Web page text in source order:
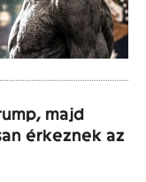
majd
érkeznek az